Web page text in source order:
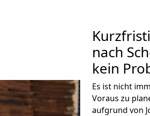
nach
kein
Es ist nicht
Voraus zu
aufgrund von